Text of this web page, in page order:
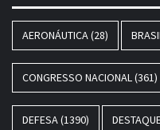
AERONÁUTICA(28)
CONGRESSO NACIONAL(361)
DEFESA(1390)